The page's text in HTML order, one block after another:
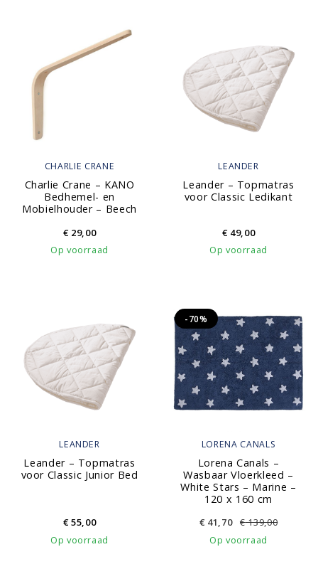
CHARLIE CRANE
Charlie Crane – KANO
Bedhemel- en
Mobielhouder – Beech
€29,00
Op voorraad
LEANDER
Leander – Topmatras
voor Classic Ledikant
€49,00
Op voorraad
LEANDER
Leander – Topmatras
voor Classic Junior Bed
€55,00
Op voorraad
LORENA CANALS
Lorena Canals –
Wasbaar Vloerkleed –
White Stars – Marine –
120 x 160 cm
€ 41,70 €139,00
-70%
Op voorraad